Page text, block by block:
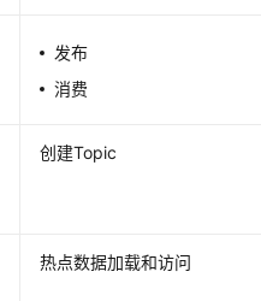
发布
消费
创建Topic
热点数据加载和访问